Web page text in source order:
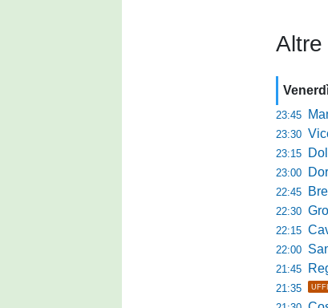
Altre
23:45
23:30
23:15
23:00
22:45
22:30
22:15
22:00
21:45
21:35